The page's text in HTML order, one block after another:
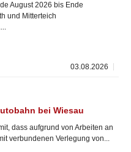
August 2026 bis Ende
und Mitterteich
03.08.2026
bei Wiesau
dass aufgrund von Arbeiten an
verbundenen Verlegung von...